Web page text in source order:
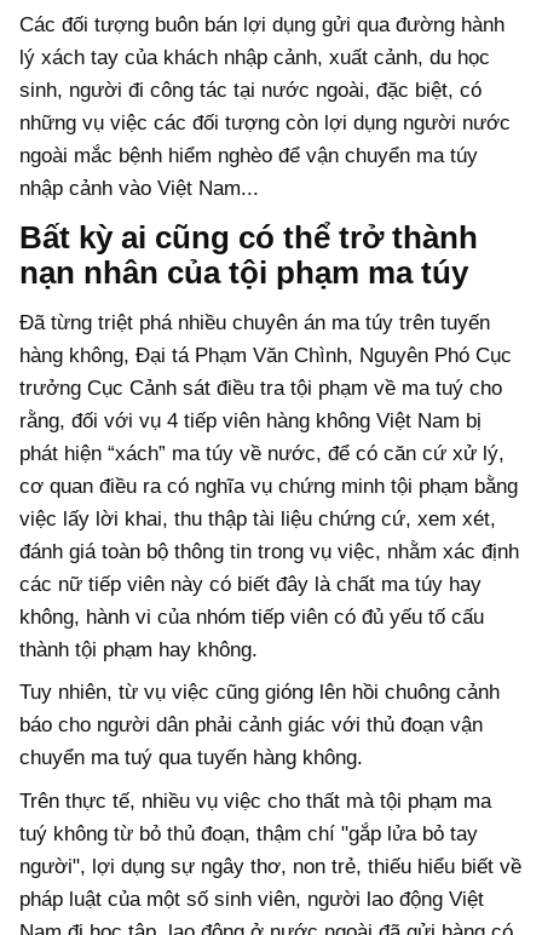
Các đối tượng buôn bán lợi dụng gửi qua đường hành
lý xách tay của khách nhập cảnh, xuất cảnh, du học
sinh, người đi công tác tại nước ngoài, đặc biệt, có
những vụ việc các đối tượng còn lợi dụng người nước
ngoài mắc bệnh hiểm nghèo để vận chuyển ma túy
nhập cảnh vào Việt Nam...
Bất kỳ ai cũng có thể trở thành
nạn nhân của tội phạm ma túy
Đã từng triệt phá nhiều chuyên án ma túy trên tuyến
hàng không, Đại tá Phạm Văn Chình, Nguyên Phó Cục
trưởng Cục Cảnh sát điều tra tội phạm về ma tuý cho
rằng, đối với vụ 4 tiếp viên hàng không Việt Nam bị
phát hiện “xách” ma túy về nước, để có căn cứ xử lý,
cơ quan điều ra có nghĩa vụ chứng minh tội phạm bằng
việc lấy lời khai, thu thập tài liệu chứng cứ, xem xét,
đánh giá toàn bộ thông tin trong vụ việc, nhằm xác định
các nữ tiếp viên này có biết đây là chất ma túy hay
không, hành vi của nhóm tiếp viên có đủ yếu tố cấu
thành tội phạm hay không.
Tuy nhiên, từ vụ việc cũng gióng lên hồi chuông cảnh
báo cho người dân phải cảnh giác với thủ đoạn vận
chuyển ma tuý qua tuyến hàng không.
Trên thực tế, nhiều vụ việc cho thất mà tội phạm ma
tuý không từ bỏ thủ đoạn, thậm chí "gắp lửa bỏ tay
người", lợi dụng sự ngây thơ, non trẻ, thiếu hiểu biết về
pháp luật của một số sinh viên, người lao động Việt